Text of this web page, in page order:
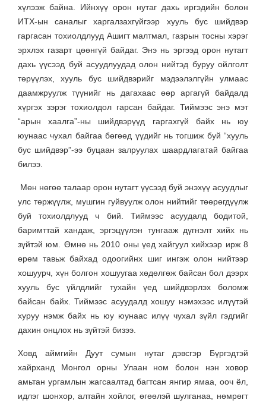
хүлээж байна. Ийнхүү орон нутаг дахь иргэдийн болон
ИТХ-ын саналыг харгалзахгүйгээр хууль бус шийдвэр
гаргасан тохиолдлууд Ашигт малтмал, газрын тосны хэрэг
эрхлэх газарт цөөнгүй байдаг. Энэ нь эргээд орон нутагт
дахь үүсээд буй асуудлуудад олон нийтэд буруу ойлголт
төрүүлэх, хууль бус шийдвэрийг мэдээлэлгүйн улмаас
даамжруулж түүнийг нь дагахаас өөр аргагүй байдалд
хүргэх зэрэг тохиолдол гарсан байдаг. Тиймээс энэ мэт
“арын хаалга”-ны шийдвэрүүд гаргахгүй байх нь юу
юунаас чухал байгаа бөгөөд үүдийг нь тогшиж буй “хууль
бус шийдвэр”-ээ буцаан залруулах шаардлагатай байгаа
билээ.
Мөн нөгөө талаар орон нутагт үүсээд буй энэхүү асуудлыг
улс төржүүлж, мушгин гуйвуулж олон нийтийг төөрөгдүүлж
буй тохиолдлууд ч бий. Тиймээс асуудалд бодитой,
баримттай хандаж, эргэцүүлэн тунгааж дүгнэлт хийх нь
зүйтэй юм. Өмнө нь 2010 оны үед хайгуул хийхээр ирж 8
өрөм тавьж байхад одоогийнх шиг ингэж олон нийтээр
хошуурч, хүн болгон хошуугаа хөдөлгөж байсан бол дээрх
хууль бус үйлдлийг тухайн үед шийдвэрлэх боломж
байсан байх. Тиймээс асуудалд хошуу нэмэхээс илүүтэй
хуруу нэмж байх нь юу юунаас илүү чухал зүйл гэдгийг
дахин онцлох нь зүйтэй бизээ.
Ховд аймгийн Дуут сумын нутаг дэвсгэр Бүргэдтэй
хайрханд Монгол орны Улаан ном болон нэн ховор
амьтан ургамлын жагсаалтад багтсан янгир ямаа, ооч ёл,
идлэг шонхор, алтайн хойлог, өгөөлэй шулганаа, нөмрөгт